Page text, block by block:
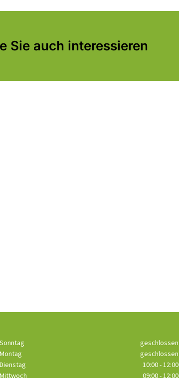
Sie auch interessieren
Sonntag
geschlossen
Montag
geschlossen
Dienstag
10:00 - 12:00
Mittwoch
09:00 - 12:00